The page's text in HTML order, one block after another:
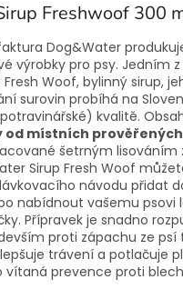
Freshwoof 300
Dog&Water
výrobky pro psy. Jedním
Woof, bylinný sirup,
surovin probíhá na
kvalitě.
od místních prověřených
šetrným lisováním
Sirup Fresh Woof
návodu přidat
nabídnout vašemu psovi
Přípravek je snadno
proti zápachu ze psí
trávení a potlačuje
vítaná prevence proti